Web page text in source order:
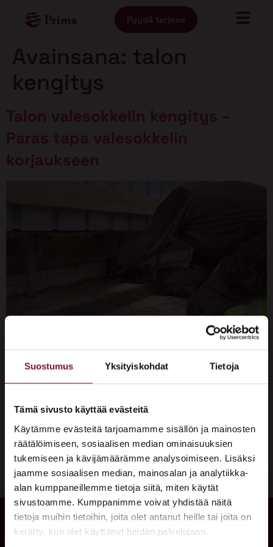
Suostumus Yksityiskohdat Tietoja
Tämä sivusto käyttää evästeitä
Käytämme evästeitä tarjoamamme sisällön ja mainosten
räätälöimiseen, sosiaalisen median ominaisuuksien
tukemiseen ja kävijämäärämme analysoimiseen. Lisäksi
jaamme sosiaalisen median, mainosalan ja analytiikka-
alan kumppaneillemme tietoja siitä, miten käytät
sivustoamme. Kumppanimme voivat yhdistää näitä
tietoja muihin tietoihin, joita olet antanut heille tai joita on
kerätty, kun olet käyttänyt heidän palvelujaan.
Pyydä tarjous
Mitä talon kengitys eli valesokkelin kengitys tarkoittaa?
valesokkelin kengitys maksaa? Jos etsit vastauksia mm.
näihin kysymyksiin, niin kannattaa lukea tämä artikkeli.
Varaa maksuton arviokäynti! Miksi valesokkeli vaatii
korjausta ja kannattaako valesokkeli korjata? Suomessa
rakennettiin taloihin (pääasiassa omakotitaloihin ja
rivitaloihin) valesokkeleita 1960-luvulta 1990-luvun […]
×
ASUNTOMESSUT 2026 · LEMPÄÄLÄ